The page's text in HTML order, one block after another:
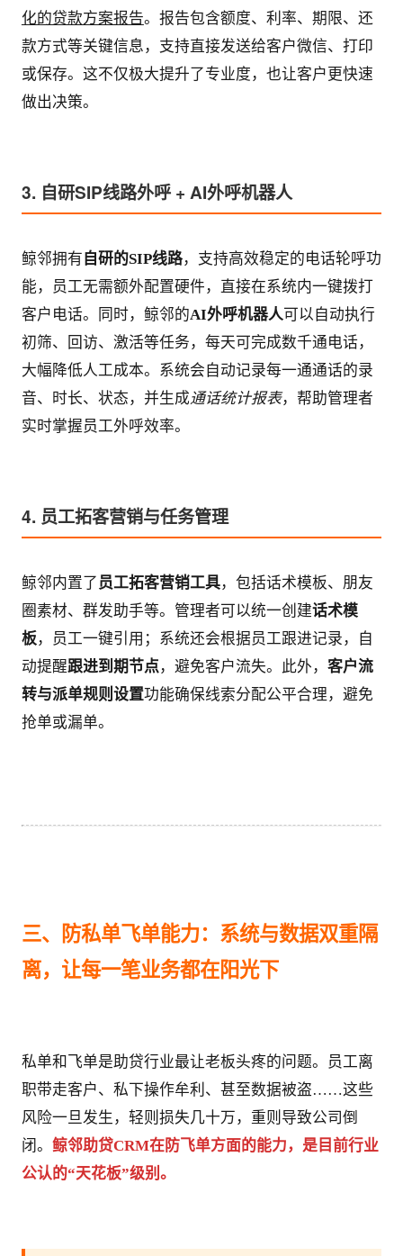
化的贷款方案报告。报告包含额度、利率、期限、还
款方式等关键信息，支持直接发送给客户微信、打印
或保存。这不仅极大提升了专业度，也让客户更快速
做出决策。
3. 自研SIP线路外呼 + AI外呼机器人
鲸邻拥有 自研的SIP线路，支持高效稳定的电话轮呼功
能，员工无需额外配置硬件，直接在系统内一键拨打
客户电话。同时，鲸邻的AI外呼机器人可以自动执行
初筛、回访、激活等任务，每天可完成数千通电话，
大幅降低人工成本。系统会自动记录每一通通话的录
音、时长、状态，并生成通话统计报表，帮助管理者
实时掌握员工外呼效率。
4. 员工拓客营销与任务管理
鲸邻内置了 员工拓客营销工具，包括话术模板、朋友
圈素材、群发助手等。管理者可以统一创建话术模
板 ，员工一键引用；系统还会根据员工跟进记录，自
动提醒跟进到期节点 ，避免客户流失。此外， 客户流
转与派单规则设置功能确保线索分配公平合理，避免
抢单或漏单。
三、防私单飞单能力：系统与数据双重隔
离，让每一笔业务都在阳光下
私单和飞单是助贷行业最让老板头疼的问题。员工离
职带走客户、私下操作牟利、甚至数据被盗……这些
风险一旦发生，轻则损失几十万，重则导致公司倒
闭。 鲸邻助贷CRM在防飞单方面的能力，是目前行业
公认的“天花板”级别。